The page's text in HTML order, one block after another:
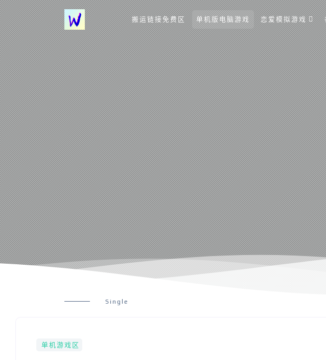
搬运链接免费区 单机版电脑游戏 恋爱模拟游戏
Single
单机游戏区